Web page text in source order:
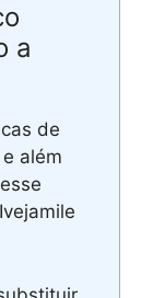
a
de
além